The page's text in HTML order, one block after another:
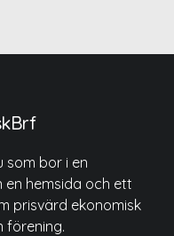
som bor i en
hemsida och ett
prisvärd ekonomisk
förening.